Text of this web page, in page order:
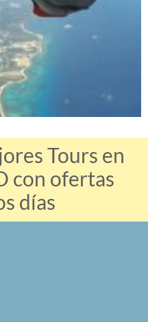
Tours en
con ofertas
días